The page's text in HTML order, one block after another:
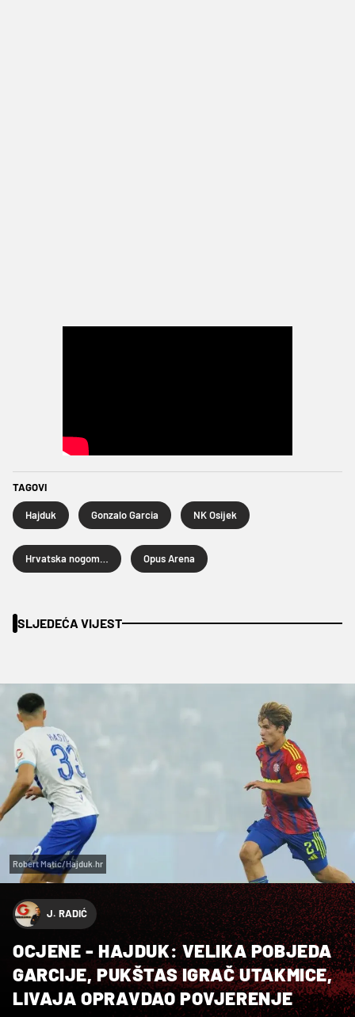
TAGOVI
Hajduk Gonzalo Garcia NK Osijek
Opus Arena
SLJEDEĆA VIJEST
Robert Matic/Hajduk.hr
J. RADIĆ
OCJENE - HAJDUK: VELIKA POBJEDA
GARCIJE, PUKŠTAS IGRAČ UTAKMICE,
LIVAJA OPRAVDAO POVJERENJE